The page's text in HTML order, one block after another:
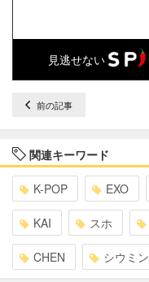
見逃せない
前の記事
関連キーワード
K-POP EXO
KAI スホ
CHEN シウミン